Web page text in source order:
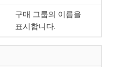
구매 그룹의 이름을
표시합니다.